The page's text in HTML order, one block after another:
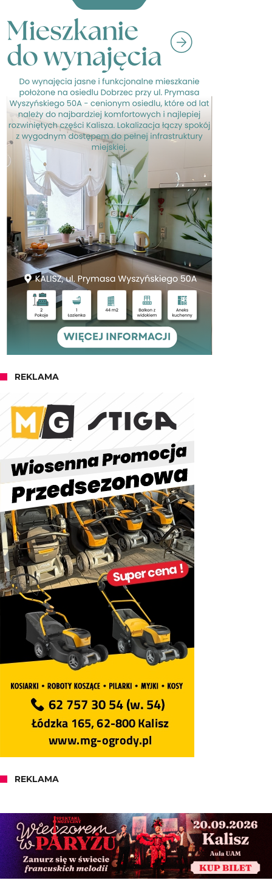
REKLAMA
REKLAMA